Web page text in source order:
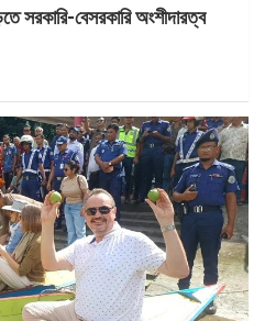
সরকারি-বেসরকারি অংশীদারত্ব